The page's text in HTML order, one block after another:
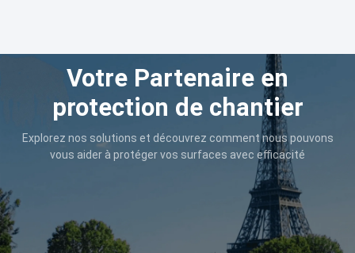
Votre Partenaire en
protection de chantier
Explorez nos solutions et découvrez comment nous pouvons
vous aider à protéger vos surfaces avec efficacité